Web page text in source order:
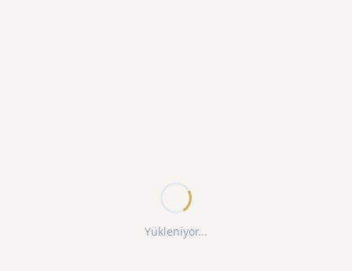
Yükleniyor...